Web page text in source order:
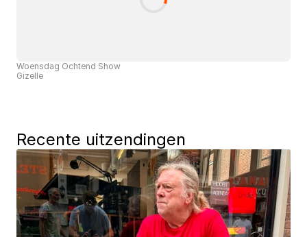
Woensdag Ochtend Show
Gizelle
Recente uitzendingen